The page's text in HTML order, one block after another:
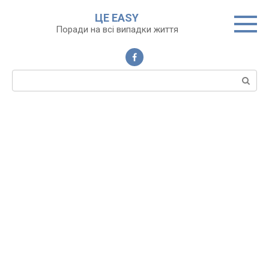
ЦЕ EASY
Поради на всі випадки життя
Пошук: